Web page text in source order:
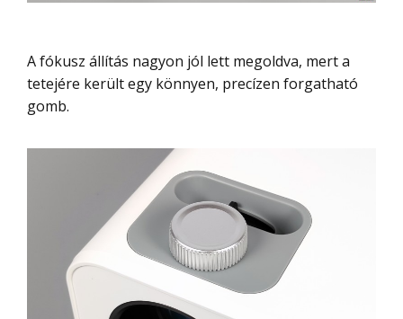
A fókusz állítás nagyon jól lett megoldva, mert a
tetejére került egy könnyen, precízen forgatható
gomb.